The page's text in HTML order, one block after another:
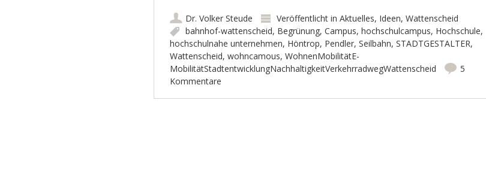
Dr. Volker Steude Veröffentlicht in Aktuelles, Ideen, Wattenscheid
bahnhof-wattenscheid, Begrünung, Campus, hochschulcampus, Hochschule,
hochschulnahe unternehmen, Höntrop, Pendler, Seilbahn, STADTGESTALTER,
Wattenscheid, wohncamous, WohnenMobilitätE-
MobilitätStadtentwicklungNachhaltigkeitVerkehrradwegWattenscheid
5
Kommentare